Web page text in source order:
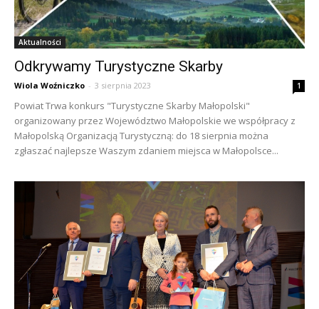
Aktualności
Odkrywamy Turystyczne Skarby
Wiola Woźniczko - 3 sierpnia 2023 1
Powiat Trwa konkurs "Turystyczne Skarby Małopolski"
organizowany przez Województwo Małopolskie we współpracy z
Małopolską Organizacją Turystyczną: do 18 sierpnia można
zgłaszać najlepsze Waszym zdaniem miejsca w Małopolsce...